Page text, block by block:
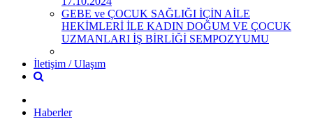
GEBE ve ÇOCUK SAĞLIĞI İÇİN AİLE
HEKİMLERİ İLE KADIN DOĞUM VE ÇOCUK
UZMANLARI İŞ BİRLİĞİ SEMPOZYUMU
İletişim / Ulaşım
Haberler